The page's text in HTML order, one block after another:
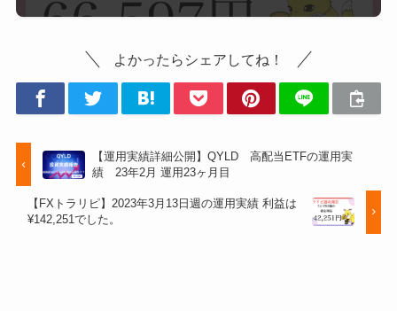
よかったらシェアしてね！
【運用実績詳細公開】QYLD 高配当ETFの運用実
績 23年2月 運用23ヶ月目
【FXトラリピ】2023年3月13日週の運用実績 利益は
¥142,251でした。